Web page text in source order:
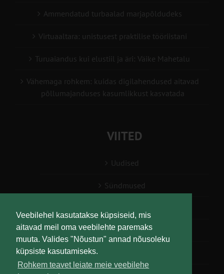
Veebilehel kasutatakse küpsiseid, mis
aitavad meil oma veebilehte paremaks
muuta. Valides "Nõustun" annad nõusoleku
küpsiste kasutamiseks.
Rohkem teavet leiate meie veebilehe
Ammendatud turbaalad marjapõldudeks
Virtuaaltara: unistusest praktilise tööriistani
Turuaiandus kui elustiil ja äri: Väike Mahetalu
Vähemaga rohkem: kuidas digilahendused aitavad
põllumajanduses kasumlikkust kasvatada
VIITED
Uudised
Sündmused
Teabesalv
Liitu uudiskirjaga